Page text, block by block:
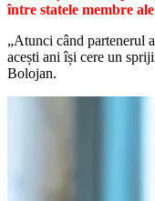
între statele membre
„Atunci când partenerul
acești ani își cere un
Bolojan.